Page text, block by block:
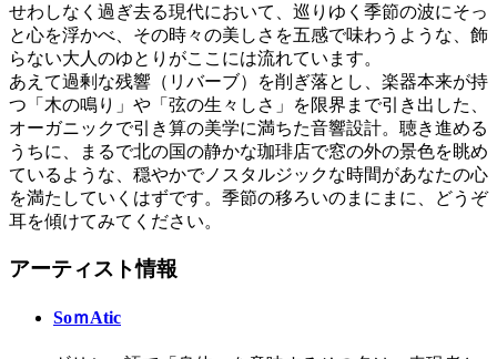
せわしなく過ぎ去る現代において、巡りゆく季節の波にそっ
と心を浮かべ、その時々の美しさを五感で味わうような、飾
らない大人のゆとりがここには流れています。
あえて過剰な残響（リバーブ）を削ぎ落とし、楽器本来が持
つ「木の鳴り」や「弦の生々しさ」を限界まで引き出した、
オーガニックで引き算の美学に満ちた音響設計。聴き進める
うちに、まるで北の国の静かな珈琲店で窓の外の景色を眺め
ているような、穏やかでノスタルジックな時間があなたの心
を満たしていくはずです。季節の移ろいのまにまに、どうぞ
耳を傾けてみてください。
アーティスト情報
SoｍAtic